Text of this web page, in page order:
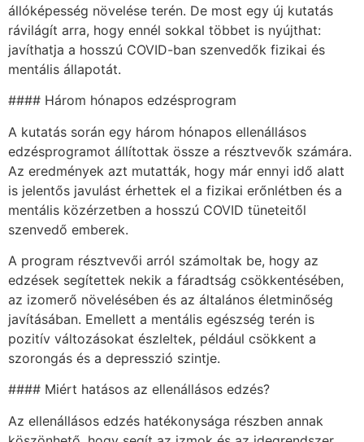
állóképesség növelése terén. De most egy új kutatás
rávilágít arra, hogy ennél sokkal többet is nyújthat:
javíthatja a hosszú COVID-ban szenvedők fizikai és
mentális állapotát.
#### Három hónapos edzésprogram
A kutatás során egy három hónapos ellenállásos
edzésprogramot állítottak össze a résztvevők számára.
Az eredmények azt mutatták, hogy már ennyi idő alatt
is jelentős javulást érhettek el a fizikai erőnlétben és a
mentális közérzetben a hosszú COVID tüneteitől
szenvedő emberek.
A program résztvevői arról számoltak be, hogy az
edzések segítettek nekik a fáradtság csökkentésében,
az izomerő növelésében és az általános életminőség
javításában. Emellett a mentális egészség terén is
pozitív változásokat észleltek, például csökkent a
szorongás és a depresszió szintje.
#### Miért hatásos az ellenállásos edzés?
Az ellenállásos edzés hatékonysága részben annak